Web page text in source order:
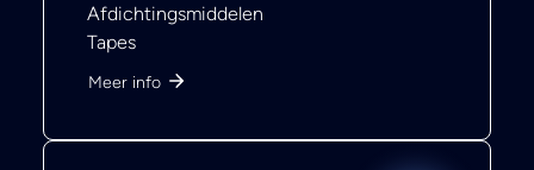
Afdichtingsmiddelen
Tapes
Meer info